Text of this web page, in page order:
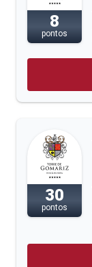
8
pontos
30
pontos